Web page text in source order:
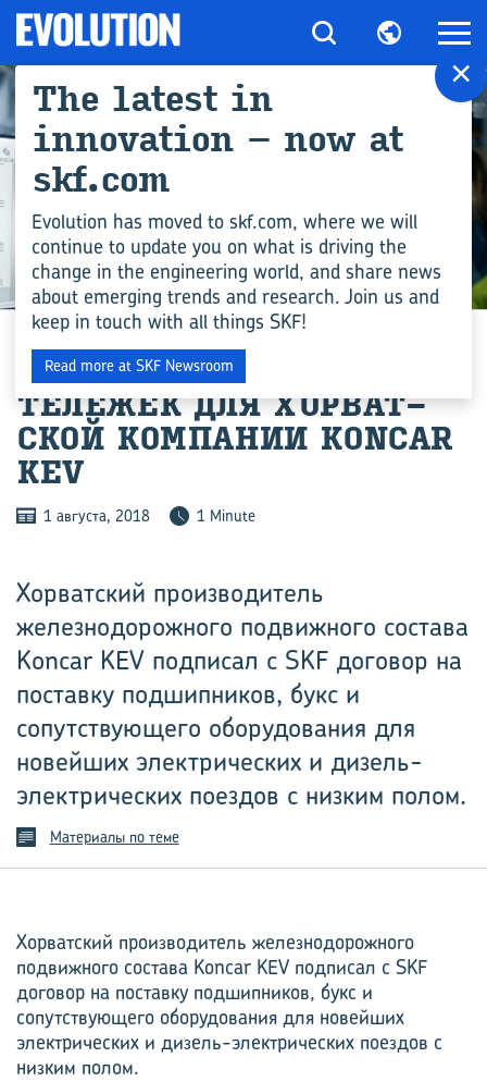
ИНЖЕНЕРНЫЕ КОМПЕТЕНЦИИ
КОМ­ПО­НЕН­ТЫ ВА­ГОН­НЫХ
ТЕ­ЛЕ­ЖЕК ДЛЯ ХОР­ВАТ­
СКОЙ КОМ­ПА­НИИ KONCAR
KEV
1 августа, 2018 1 Minute
Хорватский производитель
железнодорожного подвижного состава
Koncar KEV подписал с SKF договор на
поставку подшипников, букс и
сопутствующего оборудования для
новейших электрических и дизель-
электрических поездов с низким полом.
Материалы по теме
Хорватский производитель железнодорожного
подвижного состава Koncar KEV подписал с SKF
договор на поставку подшипников, букс и
сопутствующего оборудования для новейших
электрических и дизель-электрических поездов с
низким полом.
×
The latest in
innovation – now at
skf.com
Evolution has moved to skf.com, where we will
continue to update you on what is driving the
change in the engineering world, and share news
about emerging trends and research. Join us and
keep in touch with all things SKF!
Read more at SKF Newsroom